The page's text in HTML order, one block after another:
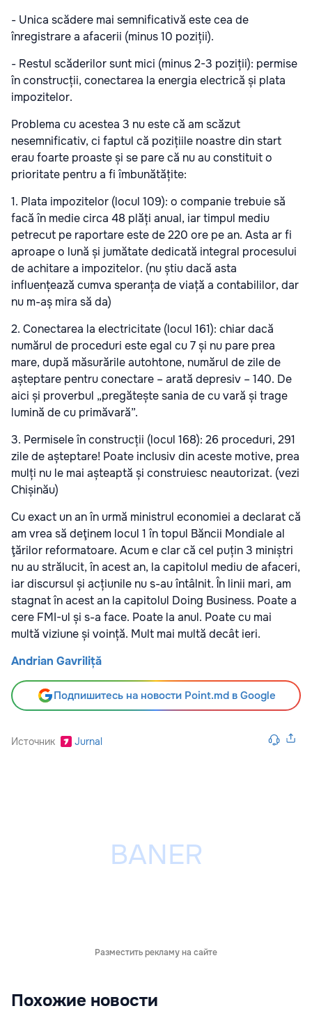
- Unica scădere mai semnificativă este cea de
înregistrare a afacerii (minus 10 poziții).
- Restul scăderilor sunt mici (minus 2-3 poziții): permise
în construcții, conectarea la energia electrică și plata
impozitelor.
Problema cu acestea 3 nu este că am scăzut
nesemnificativ, ci faptul că pozițiile noastre din start
erau foarte proaste și se pare că nu au constituit o
prioritate pentru a fi îmbunătățite:
1. Plata impozitelor (locul 109): o companie trebuie să
facă în medie circa 48 plăți anual, iar timpul mediu
petrecut pe raportare este de 220 ore pe an. Asta ar fi
aproape o lună și jumătate dedicată integral procesului
de achitare a impozitelor. (nu știu dacă asta
influențează cumva speranța de viață a contabililor, dar
nu m-aș mira să da)
2. Conectarea la electricitate (locul 161): chiar dacă
numărul de proceduri este egal cu 7 și nu pare prea
mare, după măsurările autohtone, numărul de zile de
așteptare pentru conectare – arată depresiv – 140. De
aici și proverbul „pregătește sania de cu vară și trage
lumină de cu primăvară”.
3. Permisele în construcții (locul 168): 26 proceduri, 291
zile de așteptare! Poate inclusiv din aceste motive, prea
mulți nu le mai așteaptă și construiesc neautorizat. (vezi
Chișinău)
Cu exact un an în urmă ministrul economiei a declarat că
am vrea să deţinem locul 1 în topul Băncii Mondiale al
ţărilor reformatoare. Acum e clar că cel puțin 3 miniștri
nu au strălucit, în acest an, la capitolul mediu de afaceri,
iar discursul și acțiunile nu s-au întâlnit. În linii mari, am
stagnat în acest an la capitolul Doing Business. Poate a
cere FMI-ul și s-a face. Poate la anul. Poate cu mai
multă viziune și voință. Mult mai multă decât ieri.
Andrian Gavriliță
Подпишитесь на новости Point.md в Google
Источник Jurnal
Разместить рекламу на сайте
Похожие новости